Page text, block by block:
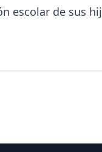
escolar de sus